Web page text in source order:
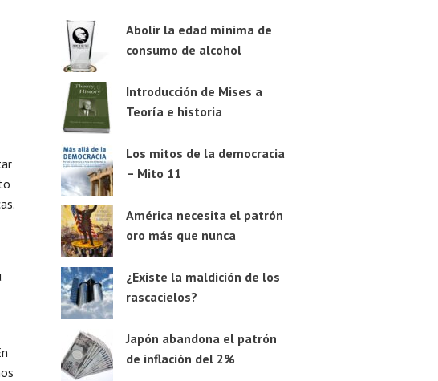
Abolir la edad mínima de
consumo de alcohol
Introducción de Mises a
Teoría e historia
Los mitos de la democracia
– Mito 11
América necesita el patrón
oro más que nunca
¿Existe la maldición de los
rascacielos?
Japón abandona el patrón
de inflación del 2%